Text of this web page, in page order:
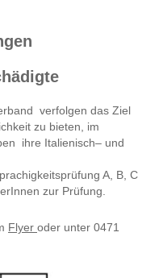
verfolgen das Ziel
zu bieten, im
ihre Italienisch– und
A, B, C
zur Prüfung.
Flyer oder unter 0471